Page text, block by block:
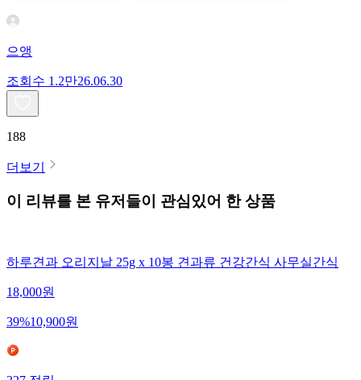
으앵
조회수 1.2만26.06.30
188
더보기
이 리뷰를 본 유저들이 관심있어 한 상품
하루견과 오리지날 25g x 10봉 견과류 건강간식 사무실간식
18,000원
39%10,900원